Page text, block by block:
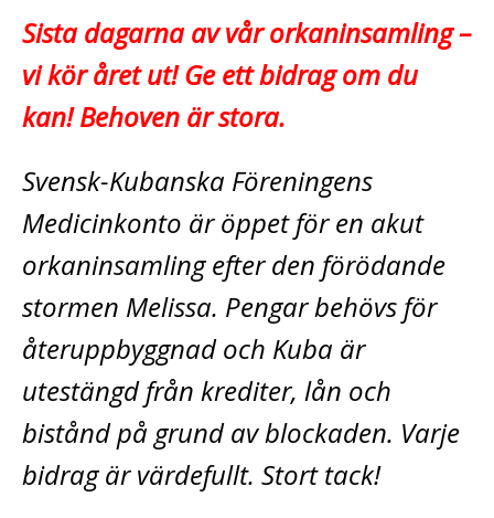
Sista dagarna av vår orkaninsamling –
vi kör året ut! Ge ett bidrag om du
kan! Behoven är stora.
Svensk-Kubanska Föreningens
Medicinkonto är öppet för en akut
orkaninsamling­ efter den förödande
stormen Melissa. Pengar behövs för
återuppbyggnad och Kuba är
utestängd från krediter, lån och
bistånd på grund av blockaden. Varje
bidrag är värdefullt. Stort tack!